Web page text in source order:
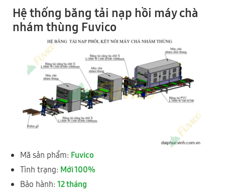
Hệ thống băng tải nạp hồi máy chà
nhám thùng Fuvico
Mã sản phẩm: Fuvico
Tình trạng: Mới 100%
Bảo hành: 12 tháng
Máy ép cánh cửa bằng sóng VIBA | ép nguyên chồng Fuvico